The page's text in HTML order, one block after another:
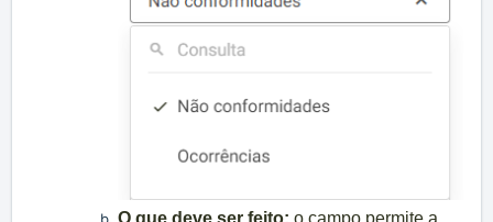
O que deve ser feito: o campo permite a